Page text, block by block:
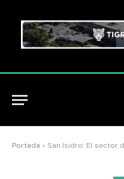
Portada » San Isidro: El sector del peronismo que responde al gobernador Axel